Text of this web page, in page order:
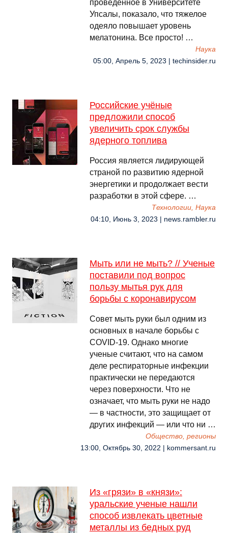
проведенное в Университете
Упсалы, показало, что тяжелое
одеяло повышает уровень
мелатонина. Все просто! …
Наука
05:00, Апрель 5, 2023 | techinsider.ru
Российские учёные
предложили способ
увеличить срок службы
ядерного топлива
Россия является лидирующей
страной по развитию ядерной
энергетики и продолжает вести
разработки в этой сфере. …
Технологии, Наука
04:10, Июнь 3, 2023 | news.rambler.ru
Мыть или не мыть? // Ученые
поставили под вопрос
пользу мытья рук для
борьбы с коронавирусом
Совет мыть руки был одним из
основных в начале борьбы с
COVID-19. Однако многие
ученые считают, что на самом
деле респираторные инфекции
практически не передаются
через поверхности. Что не
означает, что мыть руки не надо
— в частности, это защищает от
других инфекций — или что ни …
Общество, регионы
13:00, Октябрь 30, 2022 | kommersant.ru
Из «грязи» в «князи»:
уральские ученые нашли
способ извлекать цветные
металлы из бедных руд